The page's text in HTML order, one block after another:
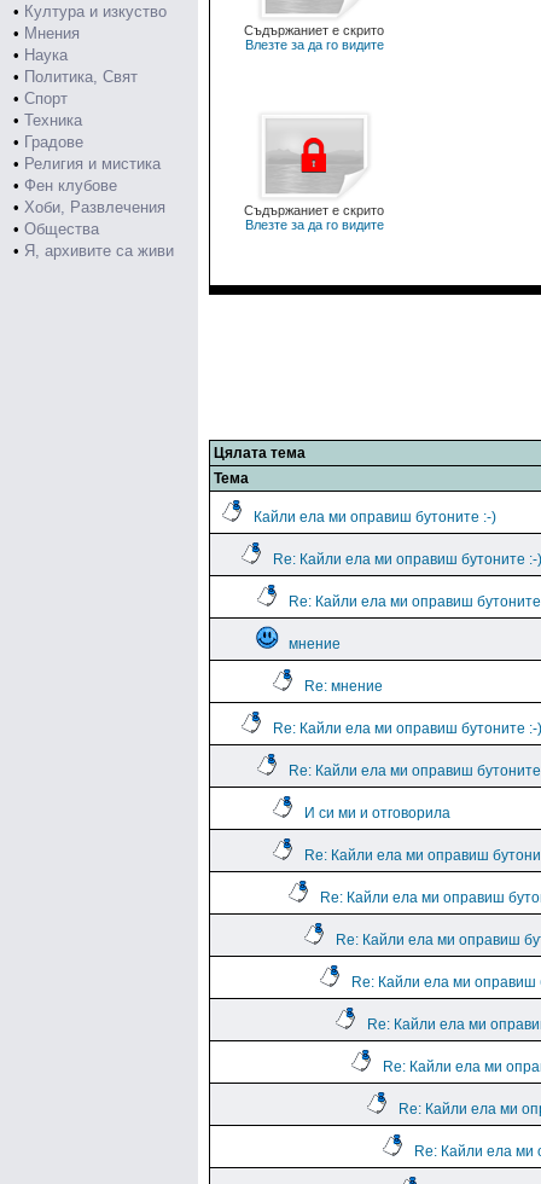
• Култура и изкуство
• Мнения
• Наука
• Политика, Свят
• Спорт
• Техника
• Градове
• Религия и мистика
• Фен клубове
• Хоби, Развлечения
• Общества
• Я, архивите са живи
Съдържаниет е скрито
Влезте за да го видите
Съдържаниет е скрито
Влезте за да го видите
Цялата тема
Тема
Кайли ела ми оправиш бутоните :-)
Re: Кайли ела ми оправиш бутоните :-)
Re: Кайли ела ми оправиш
мнение
Re: мнение
Re: Кайли ела ми оправиш бутоните :-)
Re: Кайли ела ми оправиш
И си ми и отговорила
Re: Кайли ела ми оправиш
Re: Кайли ела ми оправиш
Re: Кайли ела ми оправиш
Re: Кайли ела ми оправиш
Re: Кайли ела ми
Re: Кайли ела ми
Re: Кайли ела ми
Re: Кайли ела ми